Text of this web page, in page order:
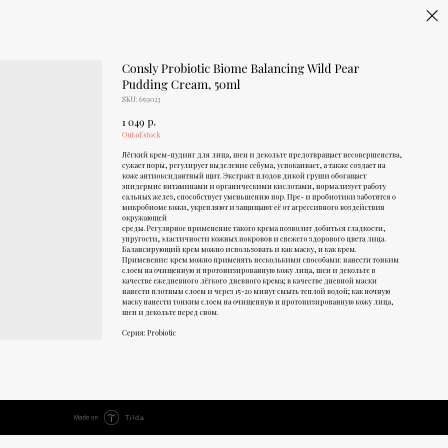
Consly Probiotic Biome Balancing Wild Pear
Pudding Cream, 50ml
SKU: 659023
1 049 р.
Out of stock
Лёгкий крем-пудинг для лица, шеи и декольте предотвращает несовершенства,
сужает поры, регулирует выделение себума, успокаивает, а также создает на
коже антиоксидантный щит. Экстракт плодов дикой груши обогащает
эпидермис витаминами и органическими кислотами, нормализует работу
сальных желез, способствует уменьшению пор. Пре- и пробиотики заботятся о
микробиоме кожи, укрепляют и защищают её от агрессивного воздействия
окружающей
среды. Регулярное применение такого крема позволит добиться гладкости,
упругости, эластичности кожных покровов и свежего здорового цвета лица.
Балансирующий крем можно использовать и как маску, и как крем.
Применение: крем можно применять несколькими способами: нанести тонким
слоем на очищенную и протонизированную кожу лица, шеи и декольте в
качестве ежедневного лёгкого дневного крема; в качестве дневной маски
нанести плотным слоем и через 15-20 минут смыть теплой водой; как ночную
маску нанести тонким слоем на очищенную и протонизированную кожу лица,
шеи и декольте перед сном.
Серия: Probiotic
Made on Tilda